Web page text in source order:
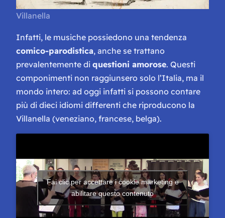
Villanella
Infatti, le musiche possiedono una tendenza
comico-parodistica, anche se trattano
prevalentemente di questioni amorose. Questi
componimenti non raggiunsero solo l’Italia, ma il
mondo intero: ad oggi infatti si possono contare
più di dieci idiomi differenti che riproducono la
Villanella (veneziano, francese, belga).
Fai clic per accettare i cookie marketing e
abilitare questo contenuto